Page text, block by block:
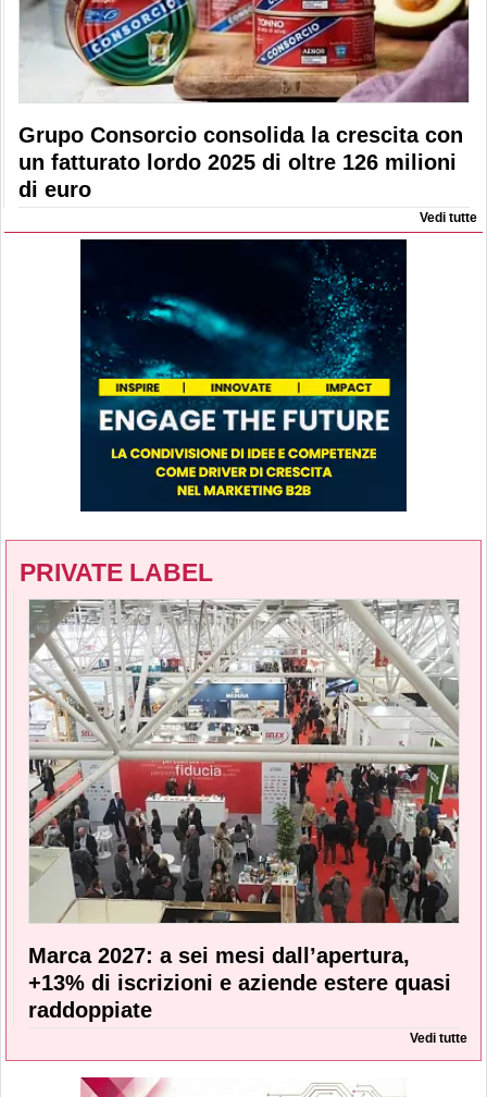
Grupo Consorcio consolida la crescita con
un fatturato lordo 2025 di oltre 126 milioni
di euro
Vedi tutte
PRIVATE LABEL
Marca 2027: a sei mesi dall’apertura,
+13% di iscrizioni e aziende estere quasi
raddoppiate
Vedi tutte